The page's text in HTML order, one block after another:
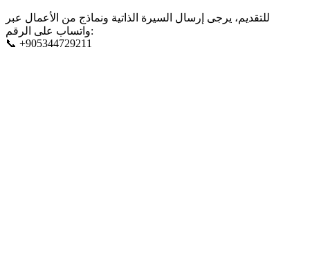
للتقديم، يرجى إرسال السيرة الذاتية ونماذج من الأعمال عبر
واتساب على الرقم:
📞 +905344729211